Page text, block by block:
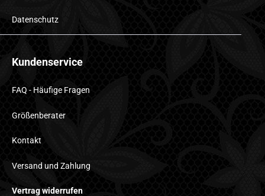
Datenschutz
Kundenservice
FAQ - Häufige Fragen
Größenberater
Kontakt
Versand und Zahlung
Vertrag widerrufen